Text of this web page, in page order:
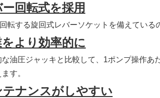
ー回転式を採用
転する旋回式レバーソケットを備えている
より効率的に
な油圧ジャッキと比較して、1ポンプ操作あ
す。
テナンスがしやすい